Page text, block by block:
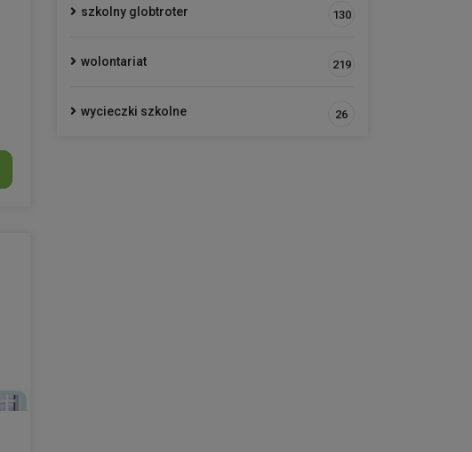
szkolny globtroter 130
wolontariat 219
wycieczki szkolne 26